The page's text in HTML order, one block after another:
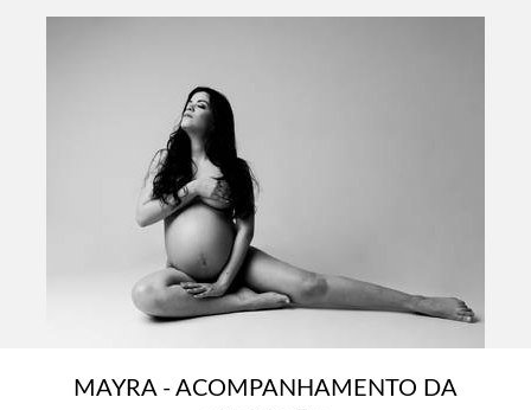
MAYRA - ACOMPANHAMENTO DA